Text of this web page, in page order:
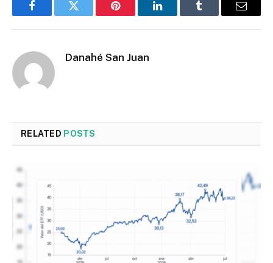
FacebookTwitter Pinterest LinkedInTumblr Email
Danahé San Juan
RELATED POSTS